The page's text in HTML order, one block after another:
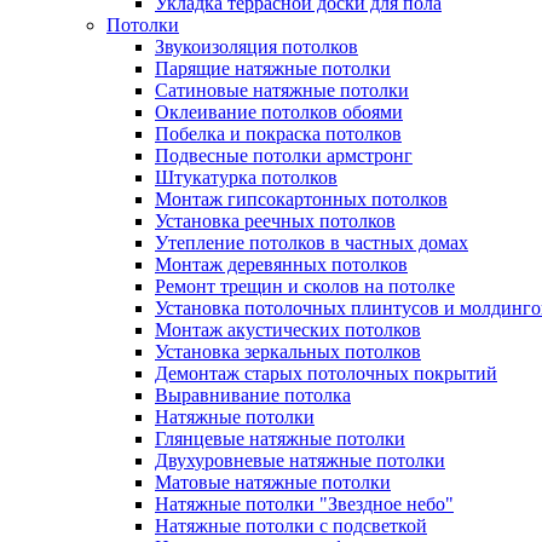
Потолки
Звукоизоляция потолков
Парящие натяжные потолки
Сатиновые натяжные потолки
Оклеивание потолков обоями
Побелка и покраска потолков
Подвесные потолки армстронг
Штукатурка потолков
Монтаж гипсокартонных потолков
Установка реечных потолков
Утепление потолков в частных домах
Монтаж деревянных потолков
Ремонт трещин и сколов на потолке
Установка потолочных плинтусов и
Монтаж акустических потолков
Установка зеркальных потолков
Демонтаж старых потолочных покрытий
Выравнивание потолка
Натяжные потолки
Глянцевые натяжные потолки
Двухуровневые натяжные потолки
Матовые натяжные потолки
Натяжные потолки "Звездное небо"
Натяжные потолки с подсветкой